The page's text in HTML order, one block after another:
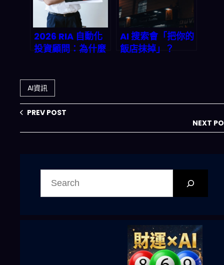
2026 RIA 自動化
投資顧問：為什麼
AI 搜索會「把你的
飯店抹掉」？
AI資訊
PREV POST
NEXT